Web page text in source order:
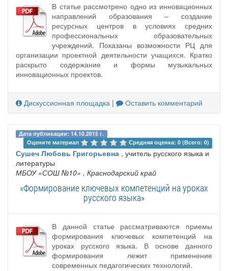
В статье рассмотрено одно из инновационных
направлений образования – создание
ресурсных центров в условиях средних
профессиональных образовательных
учреждений. Показаны возможности РЦ для
организации проектной деятельности учащихся. Кратко
раскрыто содержание и формы музыкальных
инновационных проектов.
Дискуссионная площадка | Оставить комментарий
Дата публикации: 14.10.2015 г.
Оцените материал
Средняя оценка: 0 (Всего: 0)
Сушеч Любовь Григорьевна , учитель русского языка и
литературы
МБОУ «СОШ №10» , Краснодарский край
«Формирование ключевых компетенций на уроках
русского языка»
В данной статье рассматриваются приемы
формирования ключевых компетенций на
уроках русского языка. В основе данного
формирования лежит применение
современных педагогических технологий.